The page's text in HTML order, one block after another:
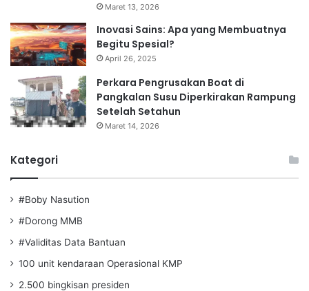
Maret 13, 2026
Inovasi Sains: Apa yang Membuatnya
Begitu Spesial?
April 26, 2025
Perkara Pengrusakan Boat di
Pangkalan Susu Diperkirakan Rampung
Setelah Setahun
Maret 14, 2026
Kategori
#Boby Nasution
#Dorong MMB
#Validitas Data Bantuan
100 unit kendaraan Operasional KMP
2.500 bingkisan presiden